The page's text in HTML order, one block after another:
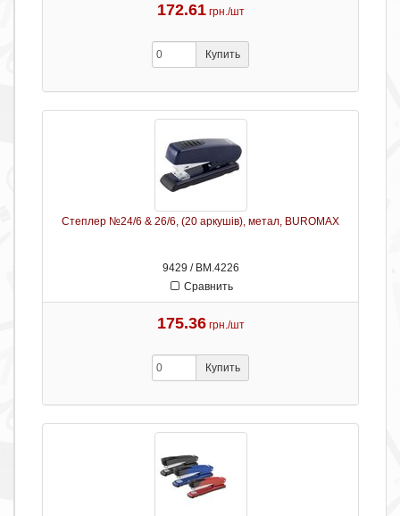
172.61 грн./шт
Купить
Степлер №24/6 & 26/6, (20 аркушів), метал, BUROMAX
9429 / ВМ.4226
Сравнить
175.36 грн./шт
Купить